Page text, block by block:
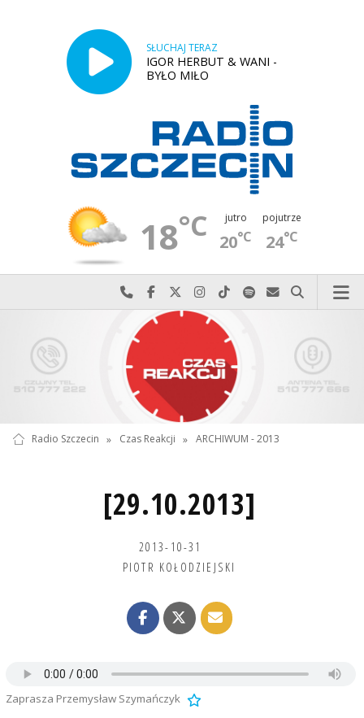
SŁUCHAJ TERAZ
IGOR HERBUT & WANI -
BYŁO MIŁO
18°C jutro
20°C
pojutrze
24°C
Najlepiej po prostu do nas zadzwoń
Odwiedź nas na Facebook-u
Odwiedź nas na X
Odwiedź nas na Instagram-ie
Odwiedź nas na TikTok-u
Szukaj nas na Spotify
Wyślij do nas
Szukaj
Radio Szczecin » Czas Reakcji » ARCHIWUM - 2013
[29.10.2013]
2013-10-31
PIOTR KOŁODZIEJSKI
Zaprasza Przemysław Szymańczyk